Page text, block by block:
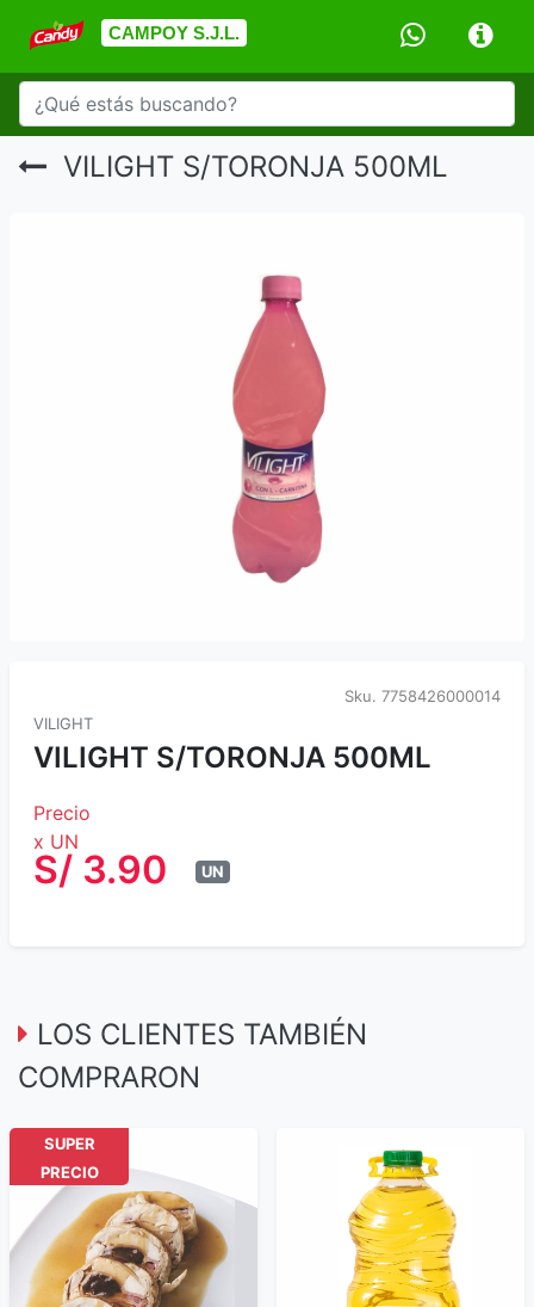
CAMPOY S.J.L.
VILIGHT S/TORONJA 500ML
Sku. 7758426000014
VILIGHT
VILIGHT S/TORONJA 500ML
Precio
x UN
S/ 3.90 UN
LOS CLIENTES TAMBIÉN
COMPRARON
SUPER
PRECIO